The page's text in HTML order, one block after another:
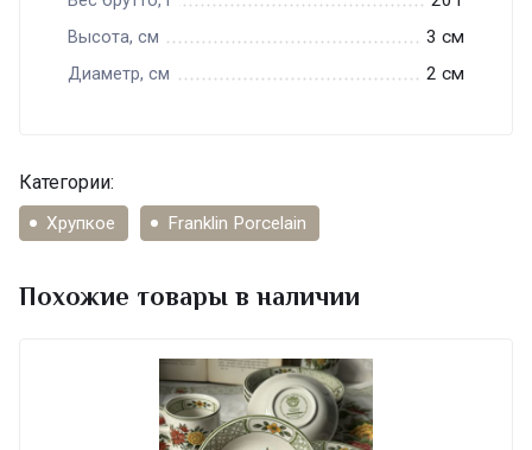
Высота, см 3 см
Диаметр, см 2 см
Категории:
Хрупкое Franklin Porcelain
Похожие товары в наличии